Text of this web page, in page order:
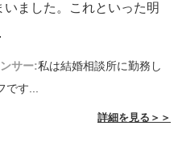
ました。これといった明
サー:私は結婚相談所に勤務し
です...
詳細を見る＞＞